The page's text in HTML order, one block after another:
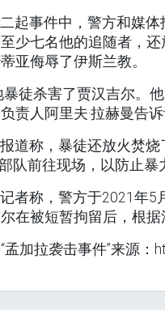
起事件中，警方和媒体
少七名他的追随者，
亚侮辱了伊斯兰教。
暴徒杀害了贾汉吉尔。
责人阿里夫·拉赫曼告诉
道称，暴徒还放火焚
部队前往现场，以防止暴
者称，警方于2021年5
在被短暂拘留后，根
拉袭击事件”来源：